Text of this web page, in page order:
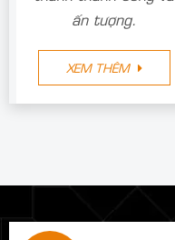
ấn tượng.
XEM THÊM